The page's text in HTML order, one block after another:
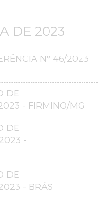
DE 2023
N° 46/2023
DE
- FIRMINO/MG
DE
-
DE
- BRÁS